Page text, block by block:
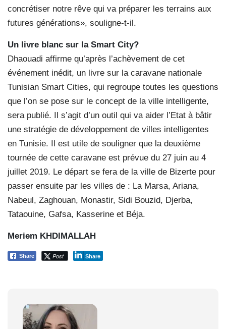
concrétiser notre rêve qui va préparer les terrains aux
futures générations», souligne-t-il.
Un livre blanc sur la Smart City?
Dhaouadi affirme qu’après l’achèvement de cet
événement inédit, un livre sur la caravane nationale
Tunisian Smart Cities, qui regroupe toutes les questions
que l’on se pose sur le concept de la ville intelligente,
sera publié. Il s’agit d’un outil qui va aider l’Etat à bâtir
une stratégie de développement de villes intelligentes
en Tunisie. Il est utile de souligner que la deuxième
tournée de cette caravane est prévue du 27 juin au 4
juillet 2019. Le départ se fera de la ville de Bizerte pour
passer ensuite par les villes de : La Marsa, Ariana,
Nabeul, Zaghouan, Monastir, Sidi Bouzid, Djerba,
Tataouine, Gafsa, Kasserine et Béja.
Meriem KHDIMALLAH
Share Post Share